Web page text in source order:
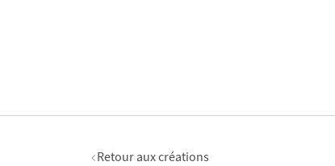
Retour aux créations